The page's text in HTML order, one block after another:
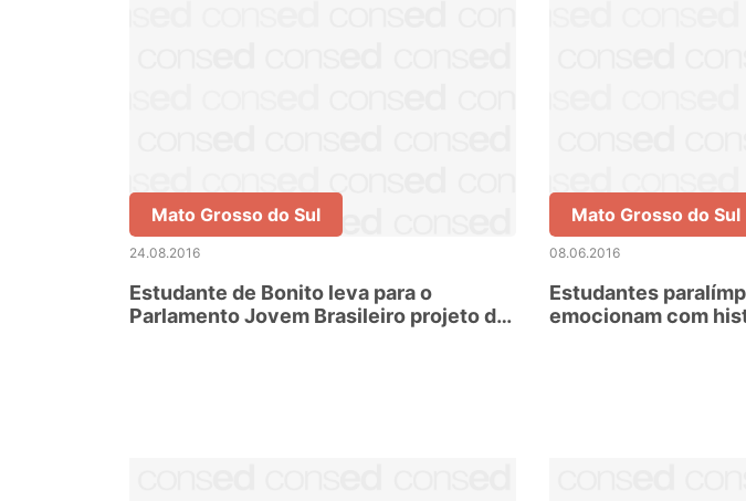
Mato Grosso do Sul
24.08.2016
Estudante de Bonito leva para o
Parlamento Jovem Brasileiro projeto de
Mato Grosso do Sul
08.06.2016
Estudantes
emocionam com